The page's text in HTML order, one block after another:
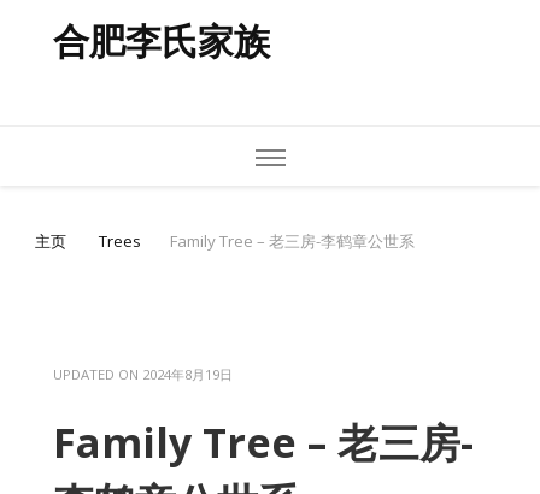
合肥李氏家族
主页 Trees Family Tree – 老三房-李鹤章公世系
UPDATED ON 2024年8月19日
Family Tree – 老三房-